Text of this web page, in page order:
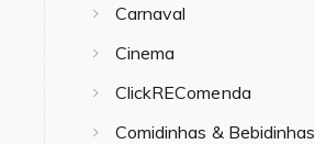
Carnaval
Cinema
ClickREComenda
Comidinhas & Bebidinhas